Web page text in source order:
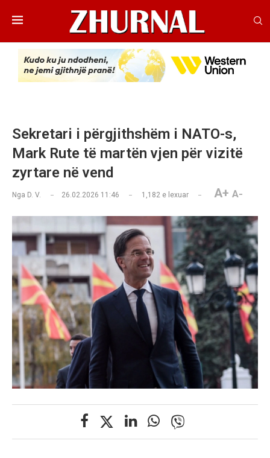
Sekretari i përgjithshëm i NATO-s,
Mark Rute të martën vjen për vizitë
zyrtare në vend
Nga D. V. 26.02.2026 11:46 1,182 e lexuar A+ A-